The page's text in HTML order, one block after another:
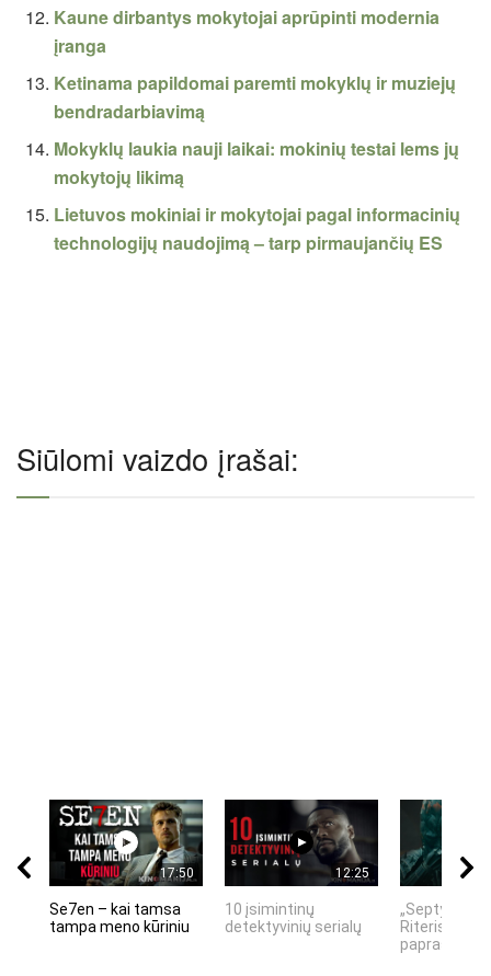
Kaune dirbantys mokytojai aprūpinti modernia
įranga
Ketinama papildomai paremti mokyklų ir muziejų
bendradarbiavimą
Mokyklų laukia nauji laikai: mokinių testai lems jų
mokytojų likimą
Lietuvos mokiniai ir mokytojai pagal informacinių
technologijų naudojimą – tarp pirmaujančių ES
Siūlomi vaizdo įrašai:
17:50
Se7en – kai tamsa
tampa meno kūriniu
12:25
10 įsimintinų
detektyvinių serialų
„Septynių
Riteris" – kai